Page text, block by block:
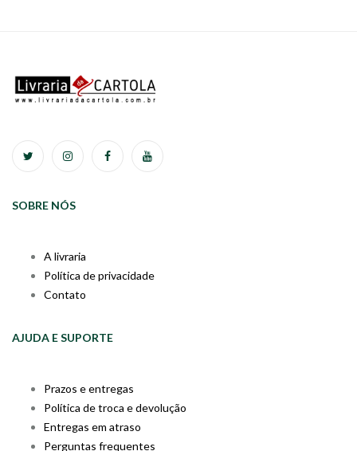
SOBRE NÓS
A livraria
Política de privacidade
Contato
AJUDA E SUPORTE
Prazos e entregas
Política de troca e devolução
Entregas em atraso
Perguntas frequentes